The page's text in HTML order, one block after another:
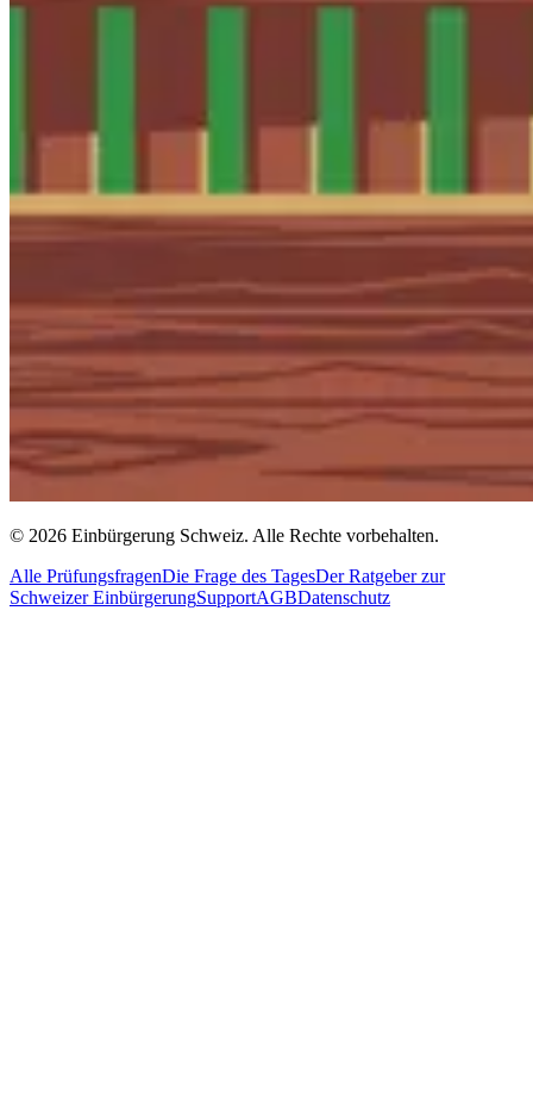
© 2026 Einbürgerung Schweiz. Alle Rechte vorbehalten.
Alle PrüfungsfragenDie Frage des TagesDer Ratgeber zur
Schweizer EinbürgerungSupportAGBDatenschutz